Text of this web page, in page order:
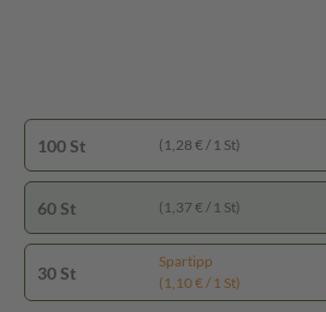
100 St (1,28 € / 1 St)
60 St (1,37 € / 1 St)
30 St
Spartipp
(1,10 € / 1 St)